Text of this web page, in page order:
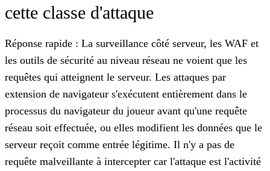
cette classe d'attaque
Réponse rapide : La surveillance côté serveur, les WAF et
les outils de sécurité au niveau réseau ne voient que les
requêtes qui atteignent le serveur. Les attaques par
extension de navigateur s'exécutent entièrement dans le
processus du navigateur du joueur avant qu'une requête
réseau soit effectuée, ou elles modifient les données que le
serveur reçoit comme entrée légitime. Il n'y a pas de
requête malveillante à intercepter car l'attaque est l'activité